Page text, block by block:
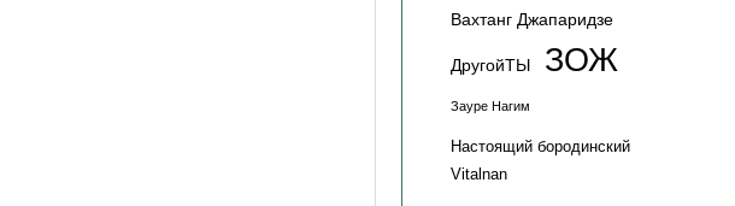
Вахтанг Джапаридзе
ДругойТЫ ЗОЖ
Зауре Нагим
Настоящий бородинский
Vitalnan